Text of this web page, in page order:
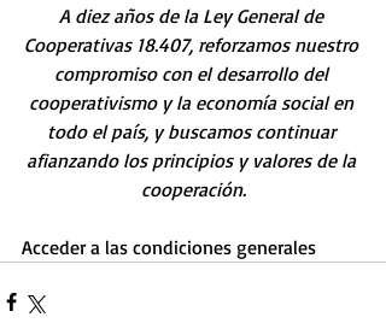
A diez años de la Ley General de
Cooperativas 18.407, reforzamos nuestro
compromiso con el desarrollo del
cooperativismo y la economía social en
todo el país, y buscamos continuar
afianzando los principios y valores de la
cooperación.
Acceder a las condiciones generales